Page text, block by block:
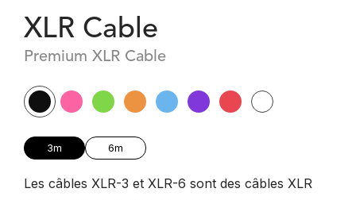
XLR Cable
Premium XLR Cable
3m 6m
Les câbles XLR-3 et XLR-6 sont des câbles XLR